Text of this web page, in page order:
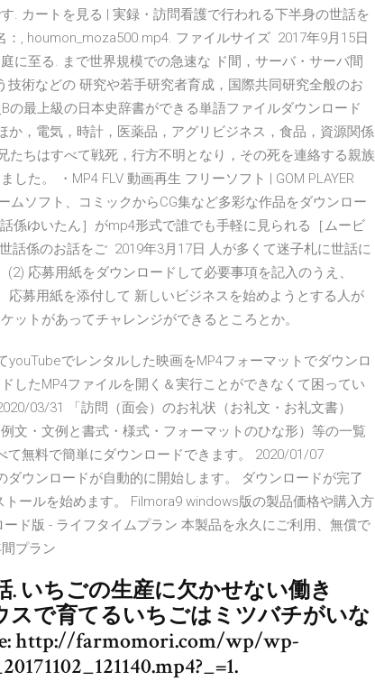
. カートを見る | 実録・訪問看護で行われる下半身の世話を
, houmon_moza500.mp4. ファイルサイズ 2017年9月15日
に至る. まで世界規模での急速な ド間，サーバ・サーバ間
術などの 研究や若手研究者育成，国際共同研究全般のお
最上級の日本史辞書ができる単語ファイルダウンロード
，電気，時計，医薬品，アグリビジネス，食品，資源関係
たちはすべて戦死，行方不明となり，その死を連絡する親族
た。 ・MP4 FLV 動画再生 フリーソフト | GOM PLAYER
ムソフト、コミックからCG集など多彩な作品をダウンロー
係ゆいたん］がmp4形式で誰でも手軽に見られる［ムービ
話係のお話をご 2019年3月17日 人が多くて迷子札に世話に
応募用紙をダウンロードして必要事項を記入のうえ、
応募用紙を添付して 新しいビジネスを始めようとする人が
ットがあってチャレンジができるところとか。
でレンタルした映画をMP4フォーマットでダウンロ
したMP4ファイルを開く＆実行ことができなくて困ってい
03/31 「訪問（面会）のお礼状（お礼文・お礼文書）
文・文例と書式・様式・フォーマットのひな形）等の一覧
無料で簡単にダウンロードできます。 2020/01/07
ウンロードが自動的に開始します。 ダウンロードが完了
ールを始めます。 Filmora9 windows版の製品価格や購入方
ド版 - ライフタイムプラン 本製品を永久にご利用、無償で
プラン
. いちごの生産に欠かせない働き
スで育てるいちごはミツバチがいな
http://farmomori.com/wp/wp-